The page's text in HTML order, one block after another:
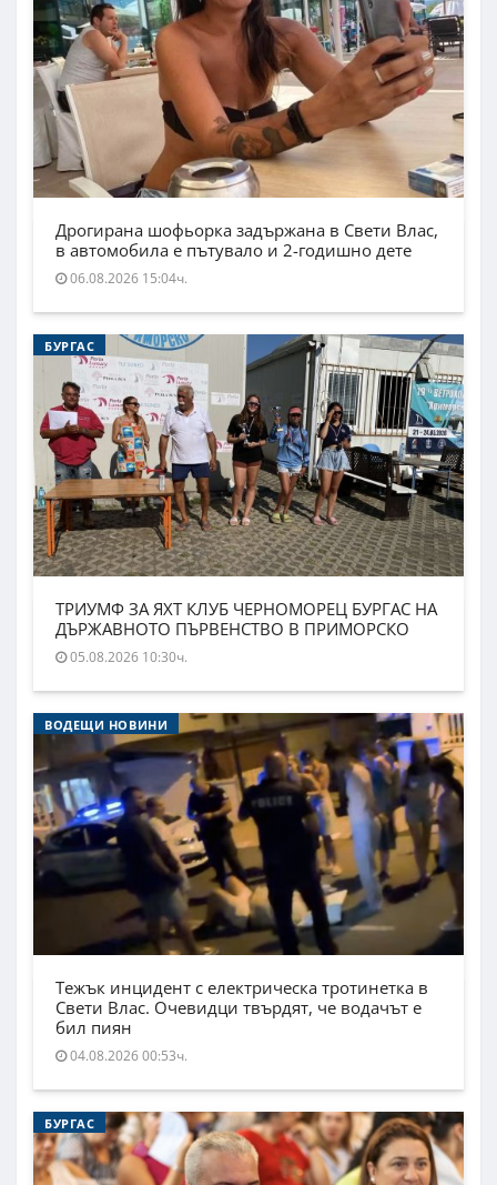
Дрогирана шофьорка задържана в Свети Влас,
в автомобила е пътувало и 2-годишно дете
06.08.2026 15:04ч.
БУРГАС
ТРИУМФ ЗА ЯХТ КЛУБ ЧЕРНОМОРЕЦ БУРГАС НА
ДЪРЖАВНОТО ПЪРВЕНСТВО В ПРИМОРСКО
05.08.2026 10:30ч.
ВОДЕЩИ НОВИНИ
Тежък инцидент с електрическа тротинетка в
Свети Влас. Очевидци твърдят, че водачът е
бил пиян
04.08.2026 00:53ч.
БУРГАС